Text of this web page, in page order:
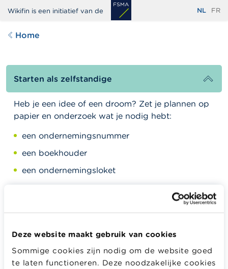
Deze website maakt gebruik van cookies
Sommige cookies zijn nodig om de website goed
te laten functioneren. Deze noodzakelijke cookies
Overslaan
naar
gaan
Wikifin is een initiatief van de NL FR
Home
Starten als zelfstandige
Heb je een idee of een droom? Zet je plannen op
papier en onderzoek wat je nodig hebt:
een ondernemingsnummer
een boekhouder
een ondernemingsloket
Vergeet je sociale bijdragen en verzekeringen niet!
Starten als zelfstandige